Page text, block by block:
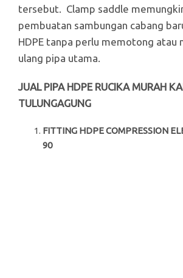
tersebut. Clamp saddle
pembuatan sambungan cabang
HDPE tanpa perlu memotong atau
ulang pipa utama.
JUAL PIPA HDPE RUCIKA MURAH
TULUNGAGUNG
FITTING HDPE COMPRESSION
90